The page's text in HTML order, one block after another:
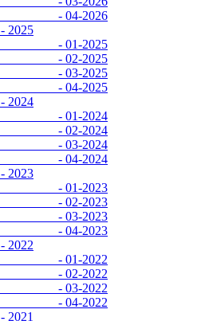
04-2026
01-2025
02-2025
03-2025
04-2025
01-2024
02-2024
03-2024
04-2024
01-2023
02-2023
03-2023
04-2023
01-2022
02-2022
03-2022
04-2022